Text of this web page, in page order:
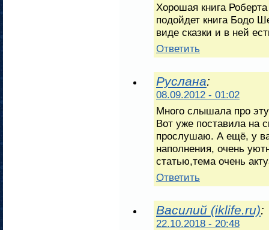
Хорошая книга
подойдет книга Бодо
виде сказки и в ней
Ответить
Руслана:
08.09.2012 - 01:02
Много слышала про
Вот уже поставила на
прослушаю. А ещё, у
наполнения, очень
статью,тема очень
Ответить
Василий (iklife.ru):
22.10.2018 - 20:48